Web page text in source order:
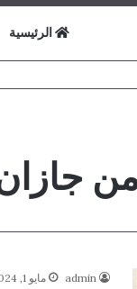
الرئيسية
جازان
admin مايو 1, 2024